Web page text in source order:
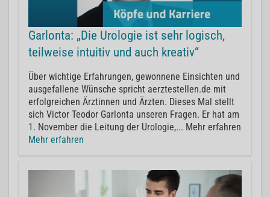
Garlonta: „Die Urologie ist sehr logisch,
teilweise intuitiv und auch kreativ“
Über wichtige Erfahrungen, gewonnene Einsichten und
ausgefallene Wünsche spricht aerztestellen.de mit
erfolgreichen Ärztinnen und Ärzten. Dieses Mal stellt
sich Victor Teodor Garlonta unseren Fragen. Er hat am
1. November die Leitung der Urologie,... Mehr erfahren
Mehr erfahren